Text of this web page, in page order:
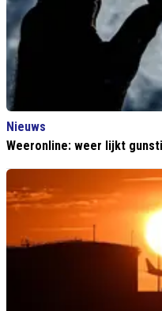
Nieuws
Weeronline: weer lijkt